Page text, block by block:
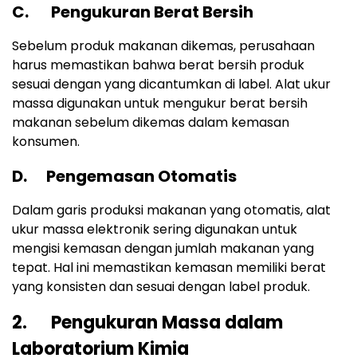
C. Pengukuran Berat Bersih
Sebelum produk makanan dikemas, perusahaan
harus memastikan bahwa berat bersih produk
sesuai dengan yang dicantumkan di label. Alat ukur
massa digunakan untuk mengukur berat bersih
makanan sebelum dikemas dalam kemasan
konsumen.
D. Pengemasan Otomatis
Dalam garis produksi makanan yang otomatis, alat
ukur massa elektronik sering digunakan untuk
mengisi kemasan dengan jumlah makanan yang
tepat. Hal ini memastikan kemasan memiliki berat
yang konsisten dan sesuai dengan label produk.
2. Pengukuran Massa dalam
Laboratorium Kimia